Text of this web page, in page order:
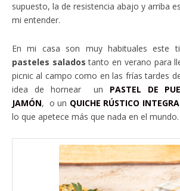
supuesto, la de resistencia abajo y arriba
mi entender.
En mi casa son muy habituales este
pasteles salados tanto en verano para
picnic al campo como en las frías tardes
idea de hornear un PASTEL DE
JAMÓN, o un QUICHE RÚSTICO
lo que apetece más que nada en el mundo.